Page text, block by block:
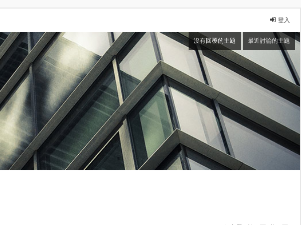
登入
沒有回覆的主題 最近討論的主題